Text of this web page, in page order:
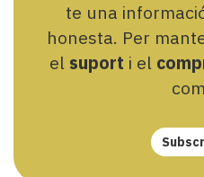
te una
honesta. Per
el suport i el